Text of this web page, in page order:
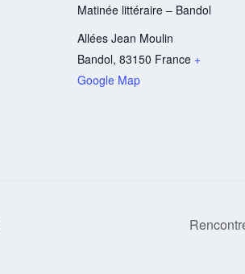
Matinée littéraire – Bandol
Allées Jean Moulin
Bandol, 83150 France +
Google Map